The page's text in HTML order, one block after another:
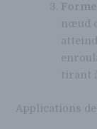
nœud
tirant
Applications